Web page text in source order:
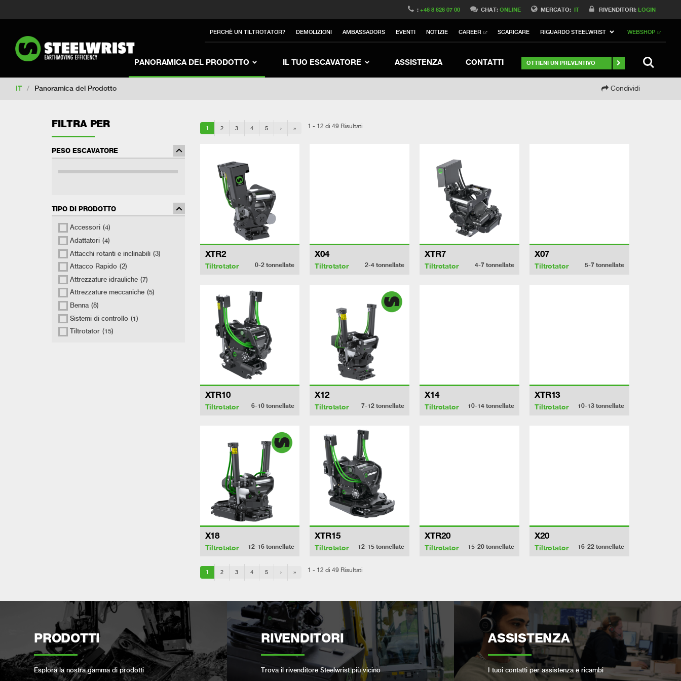
MERCATO: IT RIVENDITORI: LOGIN
:+46 8 626 07 00 CHAT:ONLINE
PERCHÈ UN TILTROTATOR? DEMOLIZIONI AMBASSADORS EVENTI NOTIZIE CAREER SCARICARE RIGUARDO STEELWRIST WEBSHOP
PANORAMICA DEL PRODOTTO IL TUO ESCAVATORE ASSISTENZA CONTATTI OTTIENI UN PREVENTIVO
Switch to Belgium Switch to Belgique
Switch to International Switch to United Kingdom Switch to Sweden Switch to Poland Switch to Norway
Switch to Netherlands Switch to Korea Switch to Japan Switch to Germany
Switch to France
IT / Panoramica del Prodotto Condividi
FILTRA PER
PESO ESCAVATORE
TIPO DI PRODOTTO
Accessori (4)
Adattatori (4)
Attacchi rotanti e inclinabili (3)
Attacco Rapido (2)
Attrezzature idrauliche (7)
Attrezzature meccaniche (5)
Benna (8)
Sistemi di controllo (1)
Tiltrotator (15)
1 2 3 4 5 › » 1 - 12 di 49 Risultati
XTR2
Tiltrotator 0-2tonnellate
X04
Tiltrotator 2-4tonnellate
XTR7
Tiltrotator 4-7tonnellate
X07
Tiltrotator 5-7 tonnellate
XTR10
Tiltrotator 6-10tonnellate
X12
Tiltrotator 7-12tonnellate
X14
Tiltrotator 10-14tonnellate
XTR13
Tiltrotator 10-13 tonnellate
X18
Tiltrotator 12-16tonnellate
XTR15
Tiltrotator 12-15tonnellate
XTR20
Tiltrotator 15-20tonnellate
X20
Tiltrotator 16-22 tonnellate
1 2 3 4 5 › » 1 - 12 di 49 Risultati
PRODOTTI
Esplora la nostra gamma di prodotti
RIVENDITORI
Trova il rivenditore Steelwrist più vicino
ASSISTENZA
I tuoi contatti per assistenza e ricambi